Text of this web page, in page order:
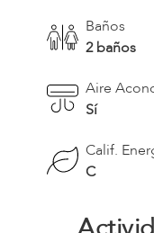
Baños
2 baños
Aire
Sí
Calif.
C